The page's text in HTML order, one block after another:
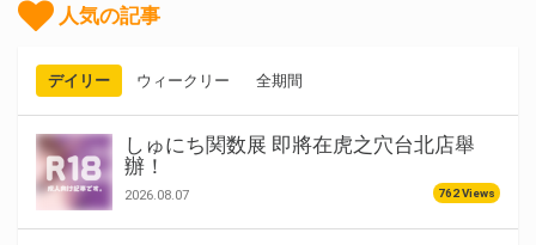
人気の記事
デイリー ウィークリー 全期間
しゅにち関数展 即將在虎之穴台北店舉
辦！
2026.08.07 762 Views